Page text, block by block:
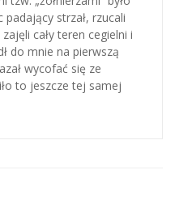
padający strzał, rzucali
cały teren cegielni i
do mnie na pierwszą
wycofać się ze
to jeszcze tej samej